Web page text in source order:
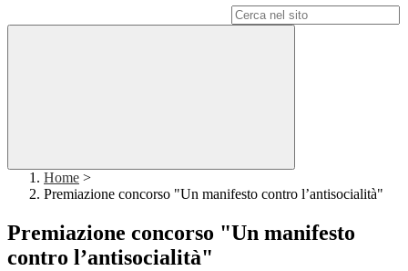
Home >
Premiazione concorso "Un manifesto contro l’antisocialità"
Premiazione concorso "Un manifesto
contro l’antisocialità"